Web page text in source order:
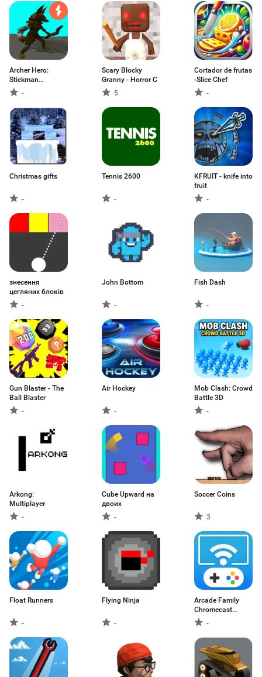
Archer Hero:
Stickman
Bowman Blood
Arrow
-
Scary Blocky
Granny - Horror C
5
Cortador de frutas
-Slice Chef
-
Christmas gifts
-
Tennis 2600
-
KFRUIT - knife into
fruit
-
знесення
цегляних блоків
-
John Bottom
-
Fish Dash
-
Gun Blaster - The
Ball Blaster
-
Air Hockey
-
Mob Clash: Crowd
Battle 3D
-
Arkong:
Multiplayer
-
Cube Upward на
двоих
-
Soccer Coins
3
Float Runners
-
Flying Ninja
-
Arcade Family
Chromecast
Games
-